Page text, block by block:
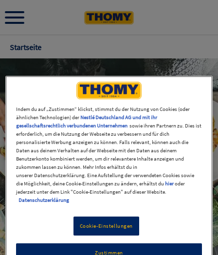
Pfadnavigation
Startseite
Indem du auf „Zustimmen“ klickst, stimmst du der Nutzung von Cookies (oder
ähnlichen Technologien) der Nestlé Deutschland AG und mit ihr
gesellschaftsrechtlich verbundenen Unternehmen sowie ihren Partnern zu. Dies ist
erforderlich, um die Nutzung der Webseite zu verbessern und für dich
personalisierte Werbung anzeigen zu können. Falls relevant, können auch die
Daten aus deinem Verhalten auf der Webseite mit den Daten aus deinem
Benutzerkonto kombiniert werden, um dir relevantere Inhalte anzeigen und
zukommen lassen zu können. Mehr Infos erhältst du in
unserer Datenschutzerklärung. Eine Aufstellung der verwendeten Cookies sowie
die Möglichkeit, deine Cookie-Einstellungen zu ändern, erhältst du hieroder
jederzeit unter dem Link "Cookie-Einstellungen" auf dieser Website.
Datenschutzerklärung
Cookie-Einstellungen
Zustimmen